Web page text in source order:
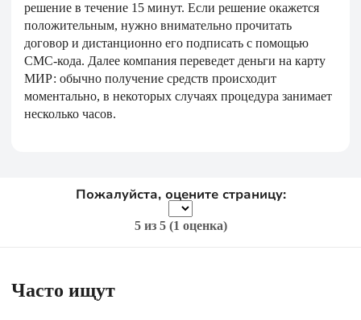
решение в течение 15 минут. Если решение окажется
положительным, нужно внимательно прочитать
договор и дистанционно его подписать с помощью
СМС-кода. Далее компания переведет деньги на карту
МИР: обычно получение средств происходит
моментально, в некоторых случаях процедура занимает
несколько часов.
Пожалуйста, оцените страницу:
5из 5 (1 оценка)
Часто ищут